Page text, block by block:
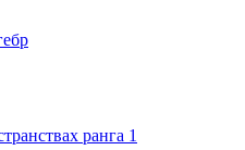
ранга 1